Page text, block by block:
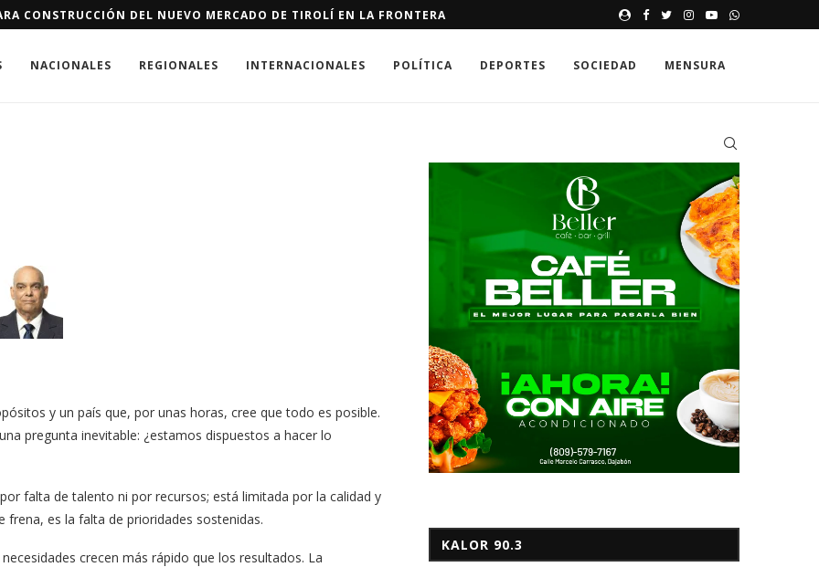
QUE LOS CÁNCERES EN EL PAÍS ORGANIZACIONES DE BANÍ
NACIONALES REGIONALES INTERNACIONALES POLÍTICA DEPORTES SOCIEDAD MENSURA
y un país que, por unas horas, cree que todo es posible.
pregunta inevitable: ¿estamos dispuestos a hacer lo
falta de talento ni por recursos; está limitada por la calidad y
frena, es la falta de prioridades sostenidas.
crecen más rápido que los resultados. La
KALOR 90.3